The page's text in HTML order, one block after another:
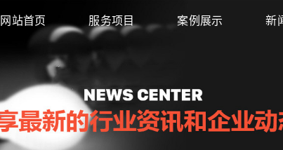
网站首页 服务项目 案例展示 新